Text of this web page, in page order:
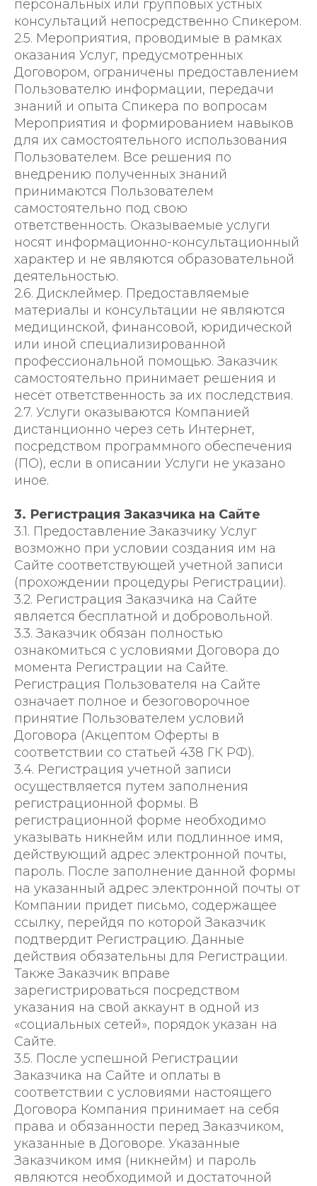
персональных или групповых устных
консультаций непосредственно Спикером.
2.5. Мероприятия, проводимые в рамках
оказания Услуг, предусмотренных
Договором, ограничены предоставлением
Пользователю информации, передачи
знаний и опыта Спикера по вопросам
Мероприятия и формированием навыков
для их самостоятельного использования
Пользователем. Все решения по
внедрению полученных знаний
принимаются Пользователем
самостоятельно под свою
ответственность. Оказываемые услуги
носят информационно-консультационный
характер и не являются образовательной
деятельностью.
2.6. Дисклеймер. Предоставляемые
материалы и консультации не являются
медицинской, финансовой, юридической
или иной специализированной
профессиональной помощью. Заказчик
самостоятельно принимает решения и
несёт ответственность за их последствия.
2.7. Услуги оказываются Компанией
дистанционно через сеть Интернет,
посредством программного обеспечения
(ПО), если в описании Услуги не указано
иное.
3. Регистрация Заказчика на Сайте
3.1. Предоставление Заказчику Услуг
возможно при условии создания им на
Сайте соответствующей учетной записи
(прохождении процедуры Регистрации).
3.2. Регистрация Заказчика на Сайте
является бесплатной и добровольной.
3.3. Заказчик обязан полностью
ознакомиться с условиями Договора до
момента Регистрации на Сайте.
Регистрация Пользователя на Сайте
означает полное и безоговорочное
принятие Пользователем условий
Договора (Акцептом Оферты в
соответствии со статьей 438 ГК РФ).
3.4. Регистрация учетной записи
осуществляется путем заполнения
регистрационной формы. В
регистрационной форме необходимо
указывать никнейм или подлинное имя,
действующий адрес электронной почты,
пароль. После заполнение данной формы
на указанный адрес электронной почты от
Компании придет письмо, содержащее
ссылку, перейдя по которой Заказчик
подтвердит Регистрацию. Данные
действия обязательны для Регистрации.
Также Заказчик вправе
зарегистрироваться посредством
указания на свой аккаунт в одной из
«социальных сетей», порядок указан на
Сайте.
3.5. После успешной Регистрации
Заказчика на Сайте и оплаты в
соответствии с условиями настоящего
Договора Компания принимает на себя
права и обязанности перед Заказчиком,
указанные в Договоре. Указанные
Заказчиком имя (никнейм) и пароль
являются необходимой и достаточной